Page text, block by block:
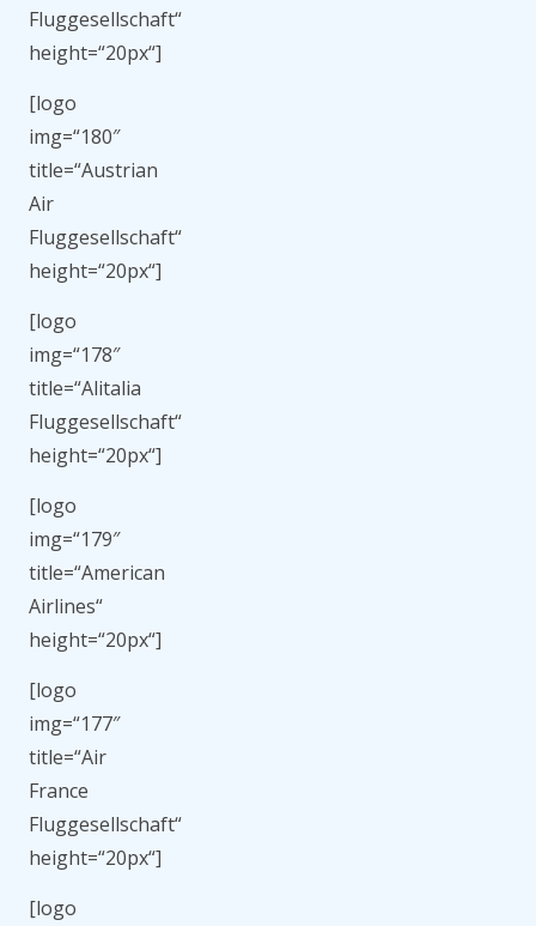
Fluggesellschaft“
height=“20px“]
[logo
img=“180″
title=“Austrian
Air
Fluggesellschaft“
height=“20px“]
[logo
img=“178″
title=“Alitalia
Fluggesellschaft“
height=“20px“]
[logo
img=“179″
title=“American
Airlines“
height=“20px“]
[logo
img=“177″
title=“Air
France
Fluggesellschaft“
height=“20px“]
[logo